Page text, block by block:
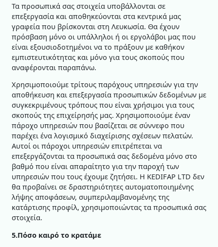
Τα προσωπικά σας στοιχεία υποβάλλονται σε
επεξεργασία και αποθηκεύονται στα κεντρικά μας
γραφεία που βρίσκονται στη Λευκωσία. Θα έχουν
πρόσβαση μόνο οι υπάλληλοι ή οι εργολάβοι μας που
είναι εξουσιοδοτημένοι να το πράξουν με καθήκον
εμπιστευτικότητας και μόνο για τους σκοπούς που
αναφέρονται παραπάνω.
Χρησιμοποιούμε τρίτους παρόχους υπηρεσιών για την
αποθήκευση και επεξεργασία προσωπικών δεδομένων με
συγκεκριμένους τρόπους που είναι χρήσιμοι για τους
σκοπούς της επιχείρησής μας. Χρησιμοποιούμε έναν
πάροχο υπηρεσιών που βασίζεται σε σύννεφο που
παρέχει ένα λογισμικό διαχείρισης σχέσεων πελατών.
Αυτοί οι πάροχοι υπηρεσιών επιτρέπεται να
επεξεργάζονται τα προσωπικά σας δεδομένα μόνο στο
βαθμό που είναι απαραίτητο για την παροχή των
υπηρεσιών που τους έχουμε ζητήσει. Η KEDIFAP LTD δεν
θα προβαίνει σε δραστηριότητες αυτοματοποιημένης
λήψης αποφάσεων, συμπεριλαμβανομένης της
κατάρτισης προφίλ, χρησιμοποιώντας τα προσωπικά σας
στοιχεία.
5.Πόσο καιρό το κρατάμε